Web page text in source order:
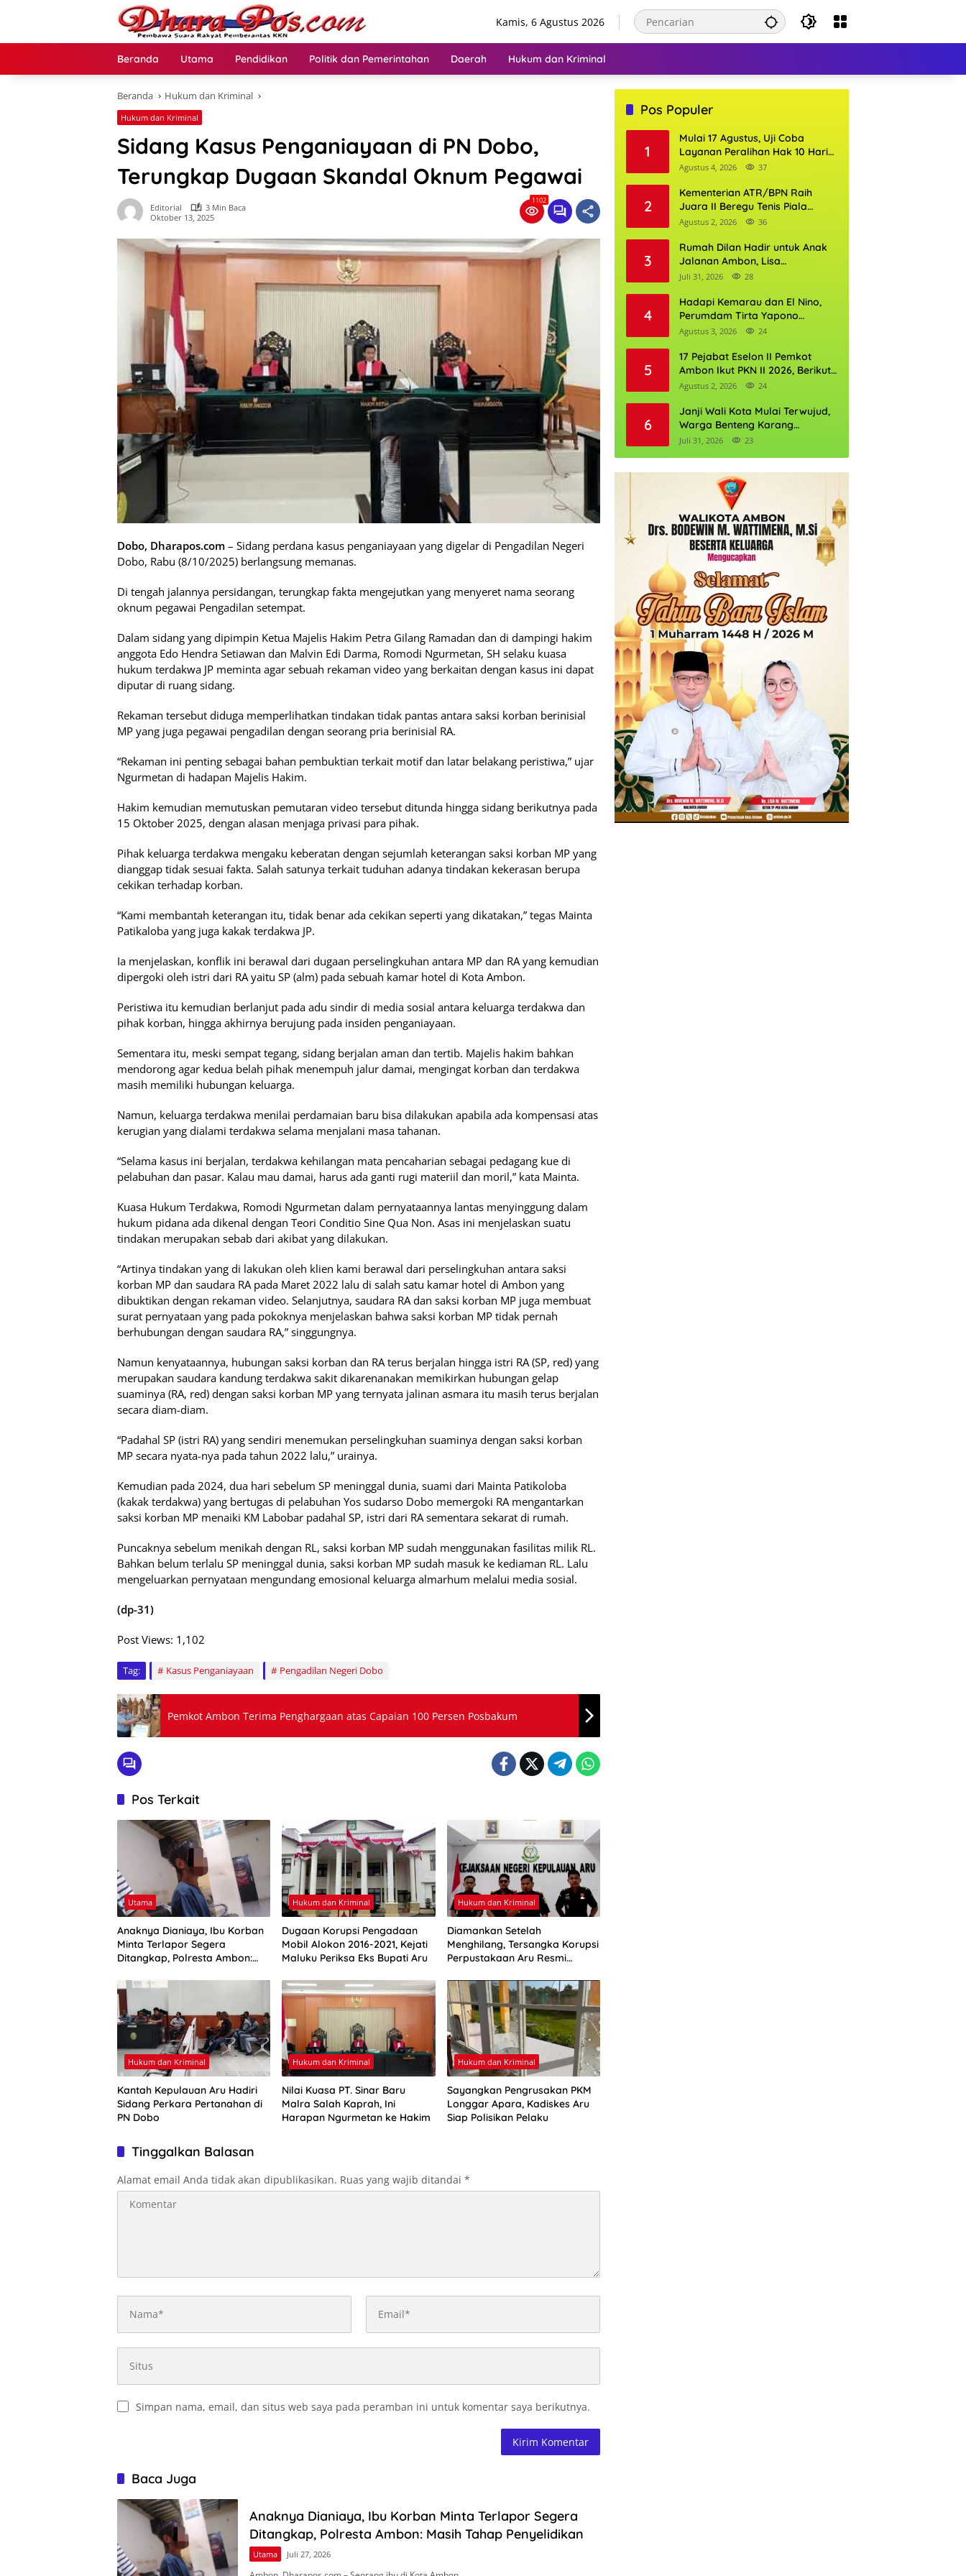
Kamis, 6 Agustus 2026
Beranda Utama Pendidikan Politik dan Pemerintahan Daerah Hukum dan Kriminal
Beranda Hukum dan Kriminal
Hukum dan Kriminal
Sidang Kasus Penganiayaan di PN Dobo,
Terungkap Dugaan Skandal Oknum Pegawai
Editorial
3 Min Baca
Oktober 13, 2025
1102
Dobo, Dharapos.com – Sidang perdana kasus penganiayaan yang digelar di Pengadilan Negeri
Dobo, Rabu (8/10/2025) berlangsung memanas.
Di tengah jalannya persidangan, terungkap fakta mengejutkan yang menyeret nama seorang
oknum pegawai Pengadilan setempat.
Dalam sidang yang dipimpin Ketua Majelis Hakim Petra Gilang Ramadan dan di dampingi hakim
anggota Edo Hendra Setiawan dan Malvin Edi Darma, Romodi Ngurmetan, SH selaku kuasa
hukum terdakwa JP meminta agar sebuah rekaman video yang berkaitan dengan kasus ini dapat
diputar di ruang sidang.
Rekaman tersebut diduga memperlihatkan tindakan tidak pantas antara saksi korban berinisial
MP yang juga pegawai pengadilan dengan seorang pria berinisial RA.
“Rekaman ini penting sebagai bahan pembuktian terkait motif dan latar belakang peristiwa,” ujar
Ngurmetan di hadapan Majelis Hakim.
Hakim kemudian memutuskan pemutaran video tersebut ditunda hingga sidang berikutnya pada
15 Oktober 2025, dengan alasan menjaga privasi para pihak.
Pihak keluarga terdakwa mengaku keberatan dengan sejumlah keterangan saksi korban MP yang
dianggap tidak sesuai fakta. Salah satunya terkait tuduhan adanya tindakan kekerasan berupa
cekikan terhadap korban.
“Kami membantah keterangan itu, tidak benar ada cekikan seperti yang dikatakan,” tegas Mainta
Patikaloba yang juga kakak terdakwa JP.
Ia menjelaskan, konflik ini berawal dari dugaan perselingkuhan antara MP dan RA yang kemudian
dipergoki oleh istri dari RA yaitu SP (alm) pada sebuah kamar hotel di Kota Ambon.
Peristiwa itu kemudian berlanjut pada adu sindir di media sosial antara keluarga terdakwa dan
pihak korban, hingga akhirnya berujung pada insiden penganiayaan.
Sementara itu, meski sempat tegang, sidang berjalan aman dan tertib. Majelis hakim bahkan
mendorong agar kedua belah pihak menempuh jalur damai, mengingat korban dan terdakwa
masih memiliki hubungan keluarga.
Namun, keluarga terdakwa menilai perdamaian baru bisa dilakukan apabila ada kompensasi atas
kerugian yang dialami terdakwa selama menjalani masa tahanan.
“Selama kasus ini berjalan, terdakwa kehilangan mata pencaharian sebagai pedagang kue di
pelabuhan dan pasar. Kalau mau damai, harus ada ganti rugi materiil dan moril,” kata Mainta.
Kuasa Hukum Terdakwa, Romodi Ngurmetan dalam pernyataannya lantas menyinggung dalam
hukum pidana ada dikenal dengan Teori Conditio Sine Qua Non. Asas ini menjelaskan suatu
tindakan merupakan sebab dari akibat yang dilakukan.
“Artinya tindakan yang di lakukan oleh klien kami berawal dari perselingkuhan antara saksi
korban MP dan saudara RA pada Maret 2022 lalu di salah satu kamar hotel di Ambon yang
dibuktikan dengan rekaman video. Selanjutnya, saudara RA dan saksi korban MP juga membuat
surat pernyataan yang pada pokoknya menjelaskan bahwa saksi korban MP tidak pernah
berhubungan dengan saudara RA,” singgungnya.
Namun kenyataannya, hubungan saksi korban dan RA terus berjalan hingga istri RA (SP, red) yang
merupakan saudara kandung terdakwa sakit dikarenanakan memikirkan hubungan gelap
suaminya (RA, red) dengan saksi korban MP yang ternyata jalinan asmara itu masih terus berjalan
secara diam-diam.
“Padahal SP (istri RA) yang sendiri menemukan perselingkuhan suaminya dengan saksi korban
MP secara nyata-nya pada tahun 2022 lalu,” urainya.
Kemudian pada 2024, dua hari sebelum SP meninggal dunia, suami dari Mainta Patikoloba
(kakak terdakwa) yang bertugas di pelabuhan Yos sudarso Dobo memergoki RA mengantarkan
saksi korban MP menaiki KM Labobar padahal SP, istri dari RA sementara sekarat di rumah.
Puncaknya sebelum menikah dengan RL, saksi korban MP sudah menggunakan fasilitas milik RL.
Bahkan belum terlalu SP meninggal dunia, saksi korban MP sudah masuk ke kediaman RL. Lalu
mengeluarkan pernyataan mengundang emosional keluarga almarhum melalui media sosial.
(dp-31)
Post Views: 1,102
Tag: Kasus Penganiayaan Pengadilan Negeri Dobo
Pemkot Ambon Terima Penghargaan atas Capaian 100 Persen Posbakum
Pos Terkait
Utama
Anaknya Dianiaya, Ibu Korban
Minta Terlapor Segera
Ditangkap, Polresta Ambon:
Hukum dan Kriminal
Dugaan Korupsi Pengadaan
Mobil Alokon 2016-2021, Kejati
Maluku Periksa Eks Bupati Aru
Hukum dan Kriminal
Diamankan Setelah
Menghilang, Tersangka Korupsi
Perpustakaan Aru Resmi
Hukum dan Kriminal
Kantah Kepulauan Aru Hadiri
Sidang Perkara Pertanahan di
PN Dobo
Hukum dan Kriminal
Nilai Kuasa PT. Sinar Baru
Malra Salah Kaprah, Ini
Harapan Ngurmetan ke Hakim
Hukum dan Kriminal
Sayangkan Pengrusakan PKM
Longgar Apara, Kadiskes Aru
Siap Polisikan Pelaku
Tinggalkan Balasan
Alamat email Anda tidak akan dipublikasikan. Ruas yang wajib ditandai *
Simpan nama, email, dan situs web saya pada peramban ini untuk komentar saya berikutnya.
Baca Juga
Anaknya Dianiaya, Ibu Korban Minta Terlapor Segera
Ditangkap, Polresta Ambon: Masih Tahap Penyelidikan
Utama Juli 27, 2026
Pos Populer
1
Mulai 17 Agustus, Uji Coba
Layanan Peralihan Hak 10 Hari
di 15 Kantor Pertanahan
Agustus 4, 2026 37
2
Kementerian ATR/BPN Raih
Juara II Beregu Tenis Piala
Gubernur DKI Jakarta 2026
Agustus 2, 2026 36
3
Rumah Dilan Hadir untuk Anak
Jalanan Ambon, Lisa
Wattimena: Tak Ada Anak yang
Depannya
Juli 31, 2026 28
4
Hadapi Kemarau dan El Nino,
Perumdam Tirta Yapono
Perkuat Cadangan Air Ambon
Agustus 3, 2026 24
5
17 Pejabat Eselon II Pemkot
Ambon Ikut PKN II 2026, Berikut
Daftarnya
Agustus 2, 2026 24
6
Janji Wali Kota Mulai Terwujud,
Warga Benteng Karang
Ditargetkan Nikmati Air Bersih
Juli 31, 2026 23